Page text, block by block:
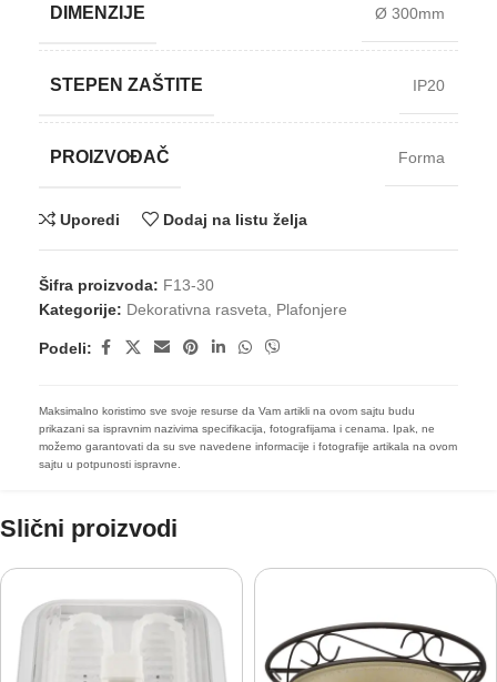
DIMENZIJE Ø 300mm
STEPEN ZAŠTITE IP20
PROIZVOĐAČ Forma
Uporedi Dodaj na listu želja
Šifra proizvoda: F13-30
Kategorije: Dekorativna rasveta Plafonjere
Podeli:
Maksimalno koristimo sve svoje resurse da Vam artikli na ovom sajtu budu
prikazani sa ispravnim nazivima specifikacija, fotografijama i cenama. Ipak, ne
možemo garantovati da su sve navedene informacije i fotografije artikala na ovom
sajtu u potpunosti ispravne.
Slični proizvodi